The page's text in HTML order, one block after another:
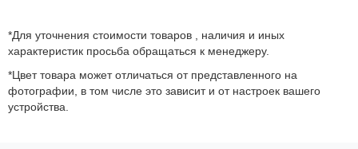
*Для уточнения стоимости товаров , наличия и иных
характеристик просьба обращаться к менеджеру.
*Цвет товара может отличаться от представленного на
фотографии, в том числе это зависит и от настроек вашего
устройства.